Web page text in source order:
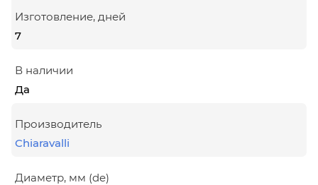
Изготовление, дней
7
В наличии
Да
Производитель
Chiaravalli
Диаметр, мм (de)